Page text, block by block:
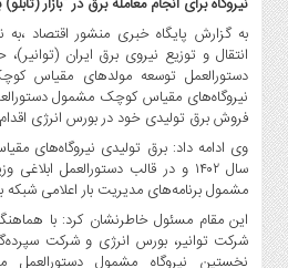
استارت
آپ
و
فن
آوری
،
بیمه
و
ارز
دیجیتال
به گزارش پایگاه خبری منشور اقتصاد
انتقال و توزیع نیروی برق ایران (توانیر)،
دستورالعمل توسعه مولدهای مقیاس
نیروگاه‌های مقیاس کوچک مشمول
فروش برق تولیدی خود در بورس انرژی
وی ادامه داد: برق تولیدی نیروگاه‌های
سال ۱۴۰۲ و در قالب دستورالعمل
مشمول برنامه‌های مدیریت بار اعلامی
این مقام مسئول خاطرنشان کرد: با
شرکت توانیر، بورس انرژی و شرکت
نخستین نیروگاه مشمول دستورالعمل